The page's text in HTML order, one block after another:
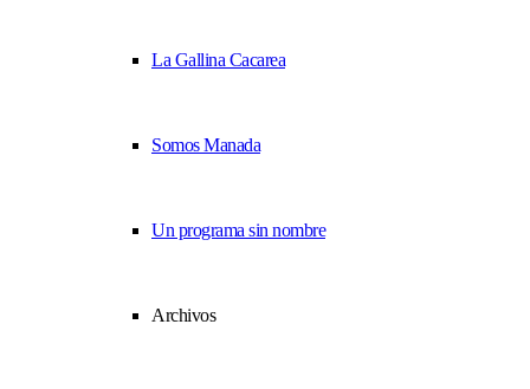
La Gallina Cacarea
Somos Manada
Un programa sin nombre
Archivos